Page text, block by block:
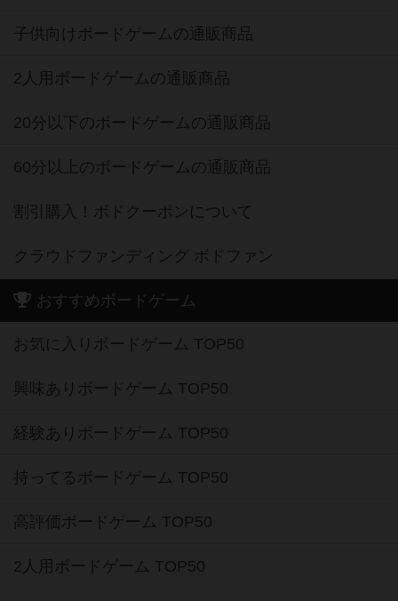
子供向けボードゲームの通販商品
2人用ボードゲームの通販商品
20分以下のボードゲームの通販商品
60分以上のボードゲームの通販商品
割引購入！ボドクーポンについて
クラウドファンディング ボドファン
おすすめボードゲーム
お気に入りボードゲーム TOP50
興味ありボードゲーム TOP50
経験ありボードゲーム TOP50
持ってるボードゲーム TOP50
高評価ボードゲーム TOP50
2人用ボードゲーム TOP50